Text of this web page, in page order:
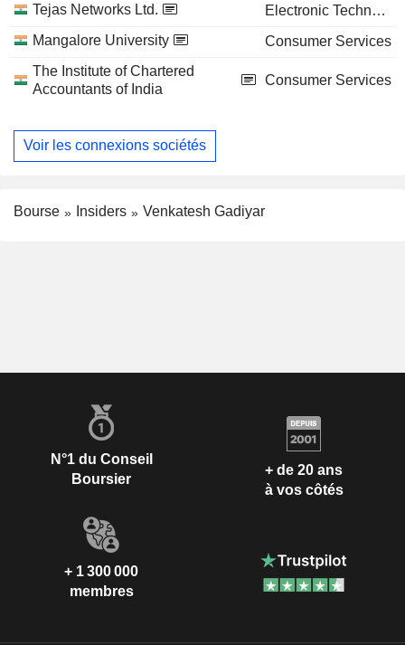
Tejas Networks Ltd.
Electronic Technology
Mangalore University
Consumer Services
The Institute of Chartered
Accountants of India
Consumer Services
Voir les connexions sociétés
Bourse Insiders Venkatesh Gadiyar
N°1 du Conseil
Boursier
+ de 20 ans
à vos côtés
+ 1 300 000
membres